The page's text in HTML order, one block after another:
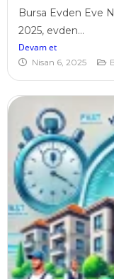
Bursa Evden Eve
2025, evden...
Devam et
Nisan 6, 2025